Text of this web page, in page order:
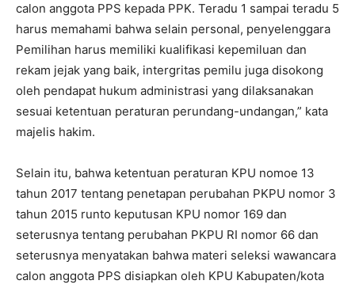
calon anggota PPS kepada PPK. Teradu 1 sampai teradu 5
harus memahami bahwa selain personal, penyelenggara
Pemilihan harus memiliki kualifikasi kepemiluan dan
rekam jejak yang baik, intergritas pemilu juga disokong
oleh pendapat hukum administrasi yang dilaksanakan
sesuai ketentuan peraturan perundang-undangan,” kata
majelis hakim.
Selain itu, bahwa ketentuan peraturan KPU nomoe 13
tahun 2017 tentang penetapan perubahan PKPU nomor 3
tahun 2015 runto keputusan KPU nomor 169 dan
seterusnya tentang perubahan PKPU RI nomor 66 dan
seterusnya menyatakan bahwa materi seleksi wawancara
calon anggota PPS disiapkan oleh KPU Kabupaten/kota